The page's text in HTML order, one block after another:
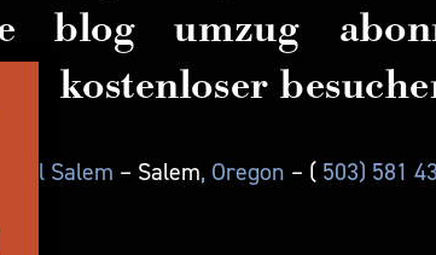
blog umzug
kostenloser
Salem – Salem, Oregon – (503) 581